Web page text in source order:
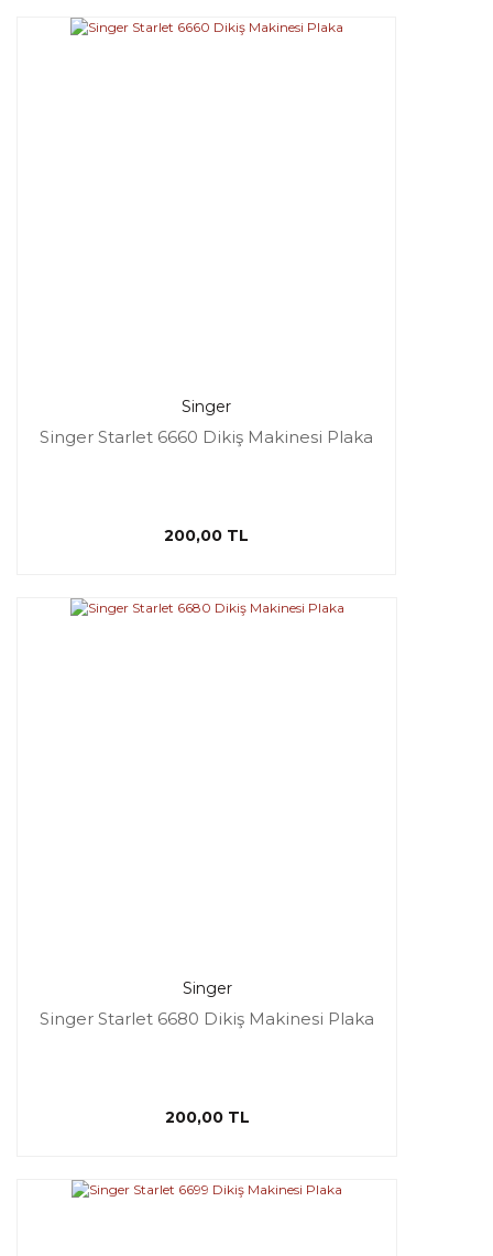
Singer
Singer Starlet 6660 Dikiş Makinesi Plaka
200,00 TL
Singer
Singer Starlet 6680 Dikiş Makinesi Plaka
200,00 TL